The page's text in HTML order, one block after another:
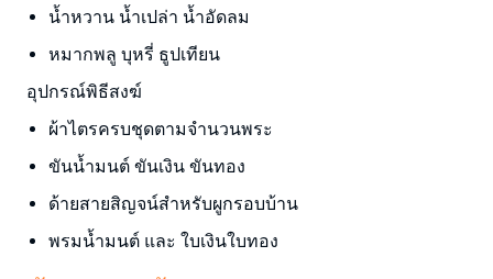
น้ำหวาน น้ำเปล่า น้ำอัดลม
หมากพลู บุหรี่ ธูปเทียน
อุปกรณ์พิธีสงฆ์
ผ้าไตรครบชุดตามจำนวนพระ
ขันน้ำมนต์ ขันเงิน ขันทอง
ด้ายสายสิญจน์สำหรับผูกรอบบ้าน
พรมน้ำมนต์ และ ใบเงินใบทอง